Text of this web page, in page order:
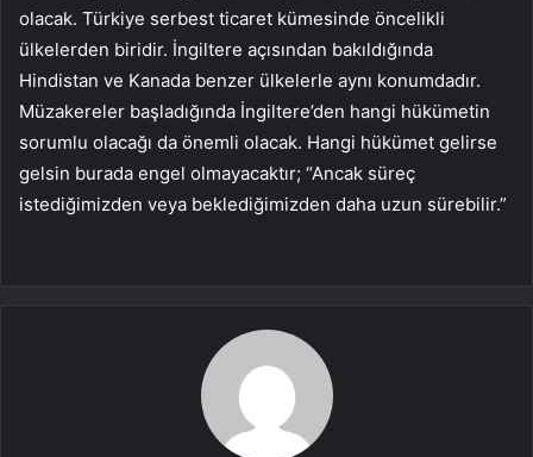
olacak. Türkiye serbest ticaret kümesinde öncelikli
ülkelerden biridir. İngiltere açısından bakıldığında
Hindistan ve Kanada benzer ülkelerle aynı konumdadır.
Müzakereler başladığında İngiltere’den hangi hükümetin
sorumlu olacağı da önemli olacak. Hangi hükümet gelirse
gelsin burada engel olmayacaktır; “Ancak süreç
istediğimizden veya beklediğimizden daha uzun sürebilir.”